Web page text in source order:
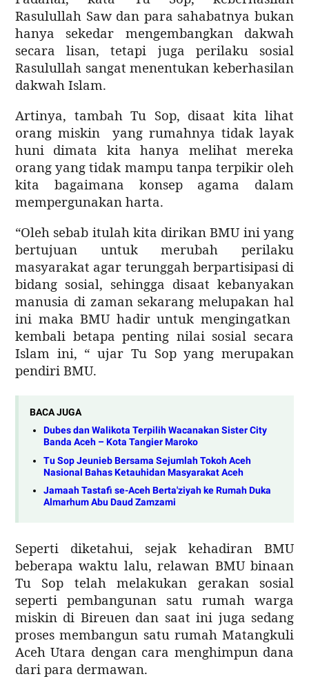
Rasulullah Saw dan para sahabatnya bukan
hanya sekedar mengembangkan dakwah
secara lisan, tetapi juga perilaku sosial
Rasulullah sangat menentukan keberhasilan
dakwah Islam.
Artinya, tambah Tu Sop, disaat kita lihat
orang miskin yang rumahnya tidak layak
huni dimata kita hanya melihat mereka
orang yang tidak mampu tanpa terpikir oleh
kita bagaimana konsep agama dalam
mempergunakan harta.
“Oleh sebab itulah kita dirikan BMU ini yang
bertujuan untuk merubah perilaku
masyarakat agar terunggah berpartisipasi di
bidang sosial, sehingga disaat kebanyakan
manusia di zaman sekarang melupakan hal
ini maka BMU hadir untuk mengingatkan
kembali betapa penting nilai sosial secara
Islam ini, “ ujar Tu Sop yang merupakan
pendiri BMU.
BACA JUGA
Dubes dan Walikota Terpilih Wacanakan Sister City
Banda Aceh – Kota Tangier Maroko
Tu Sop Jeunieb Bersama Sejumlah Tokoh Aceh
Nasional Bahas Ketauhidan Masyarakat Aceh
Jamaah Tastafi se-Aceh Berta'ziyah ke Rumah Duka
Almarhum Abu Daud Zamzami
Seperti diketahui, sejak kehadiran BMU
beberapa waktu lalu, relawan BMU binaan
Tu Sop telah melakukan gerakan sosial
seperti pembangunan satu rumah warga
miskin di Bireuen dan saat ini juga sedang
proses membangun satu rumah Matangkuli
Aceh Utara dengan cara menghimpun dana
dari para dermawan.